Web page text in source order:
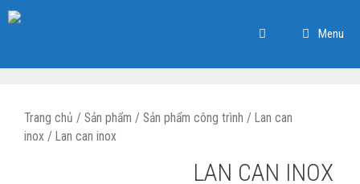
Chuyển
dung
Menu
Trang chủ / Sản phẩm / Sản phẩm công trình / Lan can
inox / Lan can inox
LAN CAN INOX